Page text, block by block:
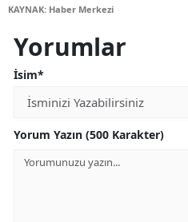
KAYNAK: Haber Merkezi
Yorumlar
İsim*
Yorum Yazın (500 Karakter)